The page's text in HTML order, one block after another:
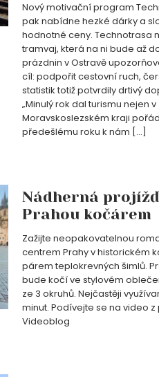
Nový motivační program
pak nabídne hezké dárky a
hodnotné ceny. Technotrasa
tramvaj, která na ni bude až
prázdnin v Ostravě
cíl: podpořit cestovní ruch,
statistik totiž potvrdily drtivý
„Minulý rok dal turismu nejen v
Moravskoslezském kraji
předešlému roku k nám […]
Nádherná
Prahou kočárem
Zažijte neopakovatelnou
centrem Prahy v historickém
párem teplokrevných šimlů.
bude kočí ve stylovém
ze 3 okruhů. Nejčastěji
minut. Podívejte se na video z
Videoblog